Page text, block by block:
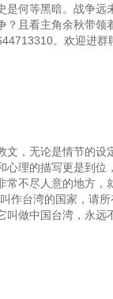
是何等黑暗。战争远
？且看主角余秋带领
。欢迎进群
文，无论是情节的设
心理的描写更是到位
常不尽人意的地方，
作台湾的国家，请
叫做中国台湾，永远